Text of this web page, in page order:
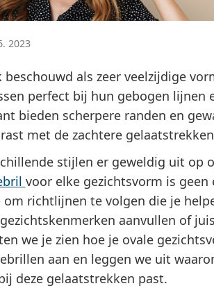
2023
als zeer veelzijdige
perfect bij hun gebogen lijnen
bieden scherpere randen en
met de zachtere
stijlen er geweldig uit op
voor elke gezichtsvorm is geen
richtlijnen te volgen die je
aanvullen of
we je zien hoe je ovale
aan en leggen we uit
deze gelaatstrekken past.